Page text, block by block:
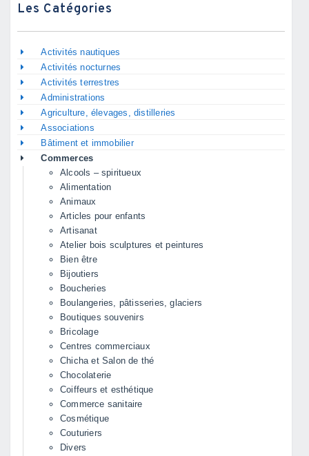
Les Catégories
Activités nautiques
Activités nocturnes
Activités terrestres
Administrations
Agriculture, élevages, distilleries
Associations
Bâtiment et immobilier
Commerces
Alcools – spiritueux
Alimentation
Animaux
Articles pour enfants
Artisanat
Atelier bois sculptures et peintures
Bien être
Bijoutiers
Boucheries
Boulangeries, pâtisseries, glaciers
Boutiques souvenirs
Bricolage
Centres commerciaux
Chicha et Salon de thé
Chocolaterie
Coiffeurs et esthétique
Commerce sanitaire
Cosmétique
Couturiers
Divers